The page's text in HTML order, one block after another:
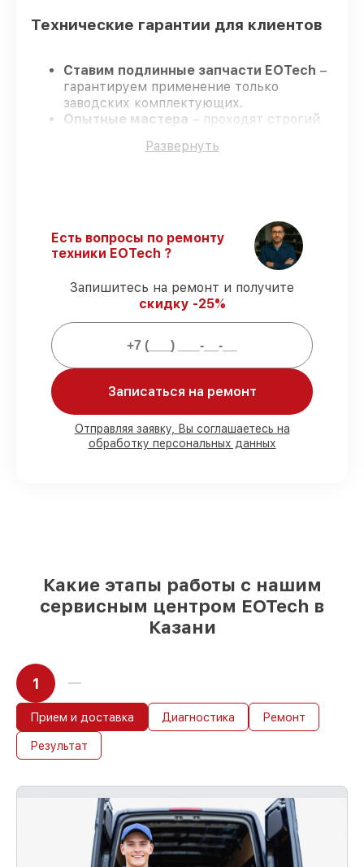
Технические гарантии для клиентов
Ставим подлинные запчасти EOTech –
гарантируем применение только
заводских комплектующих.
Опытные мастера – проходят строгий
профессионализма.
Гарантийное сопровождение – все
ремонтные услуги и комплектующие
защищены гарантийной поддержкой до
3 лет.
Мы гарантируем:
80%
присутствии
комплектующих EOTech готовы к
установке в Казани, остальные
поступают оперативно
Развернуть
Есть вопросы по ремонту
техники EOTech ?
Запишитесь на ремонт и получите
скидку -25%
Записаться на ремонт
Отправляя заявку, Вы соглашаетесь на
обработку персональных данных
Какие этапы работы с нашим
сервисным центром EOTech в
Казани
1
Прием и доставка Диагностика Ремонт
Результат